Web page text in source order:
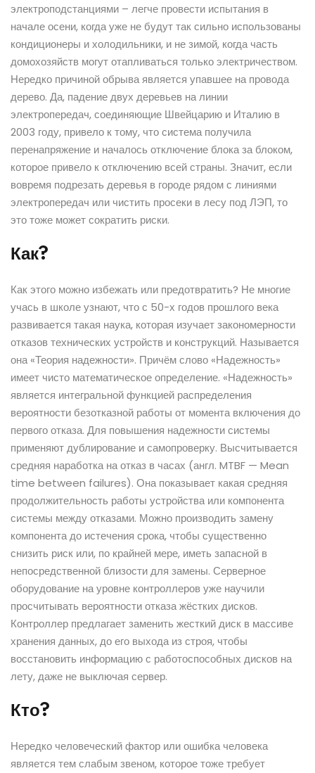
электроподстанциями – легче провести испытания в
начале осени, когда уже не будут так сильно использованы
кондиционеры и холодильники, и не зимой, когда часть
домохозяйств могут отапливаться только электричеством.
Нередко причиной обрыва является упавшее на провода
дерево. Да, падение двух деревьев на линии
электропередач, соединяющие Швейцарию и Италию в
2003 году, привело к тому, что система получила
перенапряжение и началось отключение блока за блоком,
которое привело к отключению всей страны. Значит, если
вовремя подрезать деревья в городе рядом с линиями
электропередач или чистить просеки в лесу под ЛЭП, то
это тоже может сократить риски.
Как?
Как этого можно избежать или предотвратить? Не многие
учась в школе узнают, что с 50-х годов прошлого века
развивается такая наука, которая изучает закономерности
отказов технических устройств и конструкций. Называется
она «Теория надежности». Причём слово «Надежность»
имеет чисто математическое определение. «Надежность»
является интегральной функцией распределения
вероятности безотказной работы от момента включения до
первого отказа. Для повышения надежности системы
применяют дублирование и самопроверку. Высчитывается
средняя наработка на отказ в часах (англ. MTBF — Mean
time between failures). Она показывает какая средняя
продолжительность работы устройства или компонента
системы между отказами. Можно производить замену
компонента до истечения срока, чтобы существенно
снизить риск или, по крайней мере, иметь запасной в
непосредственной близости для замены. Серверное
оборудование на уровне контроллеров уже научили
просчитывать вероятности отказа жёстких дисков.
Контроллер предлагает заменить жесткий диск в массиве
хранения данных, до его выхода из строя, чтобы
восстановить информацию с работоспособных дисков на
лету, даже не выключая сервер.
Кто?
Нередко человеческий фактор или ошибка человека
является тем слабым звеном, которое тоже требует